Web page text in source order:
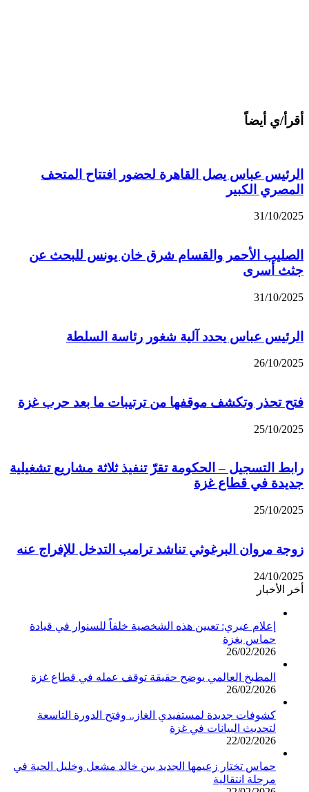
أقرأ/ي أيضاً
الرئيس عباس يصل القاهرة لحضور افتتاح المتحف
المصري الكبير
31/10/2025
الصليب الأحمر والقسام شرق خان يونس للبحث عن
جثث أسرى
31/10/2025
الرئيس عباس يحدد آلية شغور رئاسة السلطة
26/10/2025
فتح تحذر وتكشف موقفها من ترتيبات ما بعد حرب غزة
25/10/2025
رابط التسجيل – الحكومة تقرّ تنفيذ ثلاثة مشاريع تشغيلية
جديدة في قطاع غزة
25/10/2025
زوجة مروان البرغوثي تناشد ترامب التدخل للإفراج عنه
24/10/2025
أخر الأخبار
إعلام عبري: تعيين هذه الشخصية خلفاً للسنوار في قيادة
حماس بغزة
26/02/2026
المطبخ العالمي يوضح حقيقة توقف عمله في قطاع غزة
26/02/2026
كشوفات جديدة لمستفيدي الغاز.. وفتح الدورة التاسعة
لتحديث البيانات في غزة
22/02/2026
حماس تختار زعيمها الجديد بين خالد مشعل وخليل الحية في
مرحلة انتقالية